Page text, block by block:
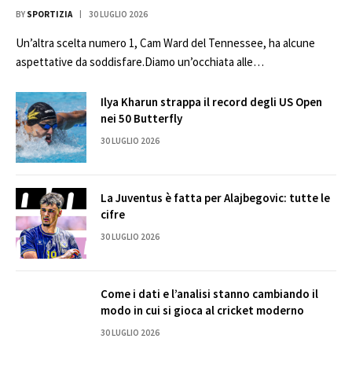
BY SPORTIZIA 30 LUGLIO 2026
Un’altra scelta numero 1, Cam Ward del Tennessee, ha alcune
aspettative da soddisfare.Diamo un’occhiata alle…
Ilya Kharun strappa il record degli US Open
nei 50 Butterfly
30 LUGLIO 2026
La Juventus è fatta per Alajbegovic: tutte le
cifre
30 LUGLIO 2026
Come i dati e l’analisi stanno cambiando il
modo in cui si gioca al cricket moderno
30 LUGLIO 2026